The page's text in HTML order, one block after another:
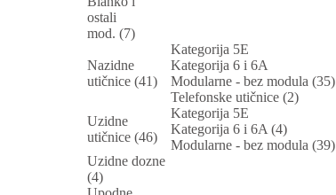
ostali
mod. (7)
Nazidne
utičnice (41)
Kategorija 5E
Kategorija 6 i 6A
Modularne - bez modula (35)
Telefonske utičnice (2)
Uzidne
utičnice (46)
Kategorija 5E
Kategorija 6 i 6A (4)
Modularne - bez modula (39)
Uzidne dozne
(4)